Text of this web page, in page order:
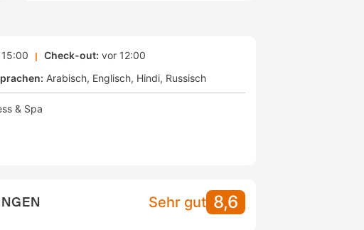
Check-out: vor 12:00
Arabisch Englisch Hindi Russisch
& Spa
Sehr gut 8,6